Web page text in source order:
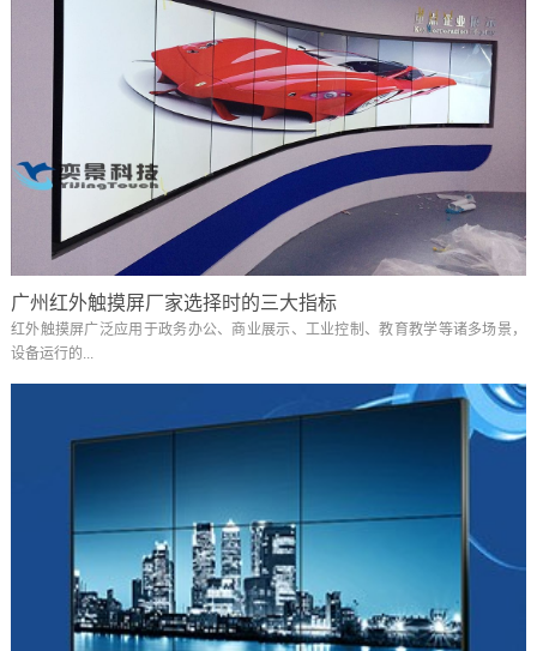
广州红外触摸屏厂家选择时的三大指标
红外触摸屏广泛应用于政务办公、商业展示、工业控制、教育教学等诸多场景，
设备运行的...